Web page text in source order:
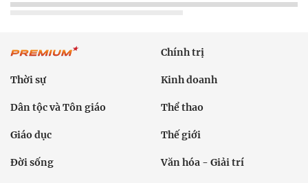
Chính trị
Thời sự Kinh doanh
Dân tộc và Tôn giáo Thể thao
Giáo dục Thế giới
Đời sống Văn hóa - Giải trí